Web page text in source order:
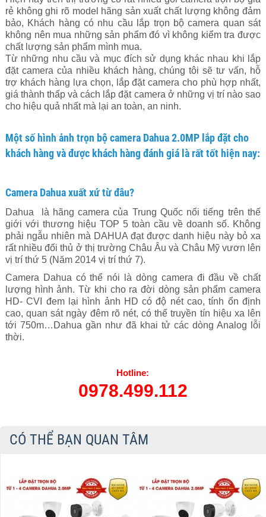
rẻ không ghi rõ model hãng sản xuất chất lượng không đảm
bảo, Khách hàng có nhu cầu lắp trọn bộ camera quan sát
không nên mua những sản phẩm đó vì không kiểm tra được
chất lượng sản phẩm mình mua.
Từ những nhu cầu và mục đích sử dụng khác nhau khi lắp
đặt camera của nhiều khách hàng, chúng tôi sẽ tư vấn, hỗ
trợ khách hàng lựa chọn, lắp đặt camera cho phù hợp nhất,
giá thành thấp và cách lắp đặt camera ở những vị trí nào sao
cho hiệu quả nhất mà lại an toàn, an ninh.
Một số hình ảnh trọn bộ camera Dahua 2.0MP lắp đặt cho
khách hàng và được khách hàng đánh giá là rất tốt hiện nay:
Camera Dahua xuất xứ từ đâu?
Dahua là hãng camera của Trung Quốc nổi tiếng trên thế
giới với thương hiệu TOP 5 toàn cầu về doanh số. Không
phải ngẫu nhiên mà DAHUA đạt được danh hiệu này bỏ xa
rất nhiều đối thủ ở thị trường Châu Âu và Châu Mỹ vươn lên
vị trí thứ 5 (Năm 2014 vị trí thứ 7).
Camera Dahua có thể nói là dòng camera đi đầu về chất
lượng hình ảnh. Từ khi cho ra đời dòng sản phẩm camera
HD- CVI đem lại hình ảnh HD có độ nét cao, tính ổn định
cao, quan sát ngày đêm rõ nét, có thể truyền tín hiệu xa lên
tới 750m…Dahua gần như đã khai tử các dòng Analog lỗi
thời.
Hotline:
0978.499.112
CÓ THỂ BẠN QUAN TÂM